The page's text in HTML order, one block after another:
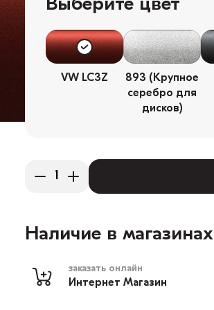
Выберите цвет
VW LC3Z
893 (Крупное
серебро для
дисков)
Наличие в магазинах
заказать онлайн
Интернет Магазин